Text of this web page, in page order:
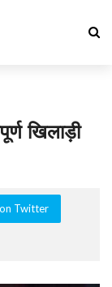
खिलाड़ी
Twitter